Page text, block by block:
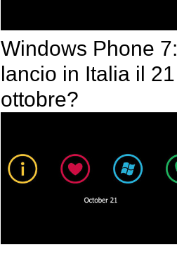
Windows Phone 7:
lancio in Italia il 21
ottobre?